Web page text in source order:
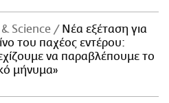
Science
Νέα εξέταση για
του παχέος εντέρου:
να παραβλέπουμε το
μήνυμα»